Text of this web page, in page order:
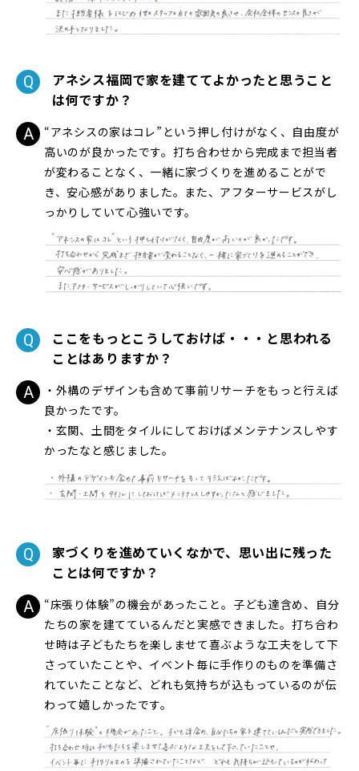
アネシス福岡で家を建ててよかったと思うこと
は何ですか？
“アネシスの家はコレ”という押し付けがなく、自由度が
高いのが良かったです。打ち合わせから完成まで担当者
が変わることなく、一緒に家づくりを進めることがで
き、安心感がありました。また、アフターサービスがし
っかりしていて心強いです。
ここをもっとこうしておけば・・・と思われる
ことはありますか？
・外構のデザインも含めて事前リサーチをもっと行えば
良かったです。
・玄関、土間をタイルにしておけばメンテナンスしやす
かったなと感じました。
家づくりを進めていくなかで、思い出に残った
ことは何ですか？
“床張り体験”の機会があったこと。子ども達含め、自分
たちの家を建てているんだと実感できました。打ち合わ
せ時は子どもたちを楽しませて喜ぶような工夫をして下
さっていたことや、イベント毎に手作りのものを準備さ
れていたことなど、どれも気持ちが込もっているのが伝
わって嬉しかったです。